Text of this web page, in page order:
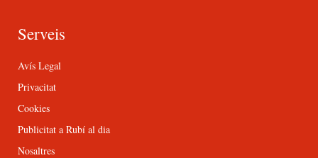
Serveis
Avís Legal
Privacitat
Cookies
Publicitat a Rubí al dia
Nosaltres